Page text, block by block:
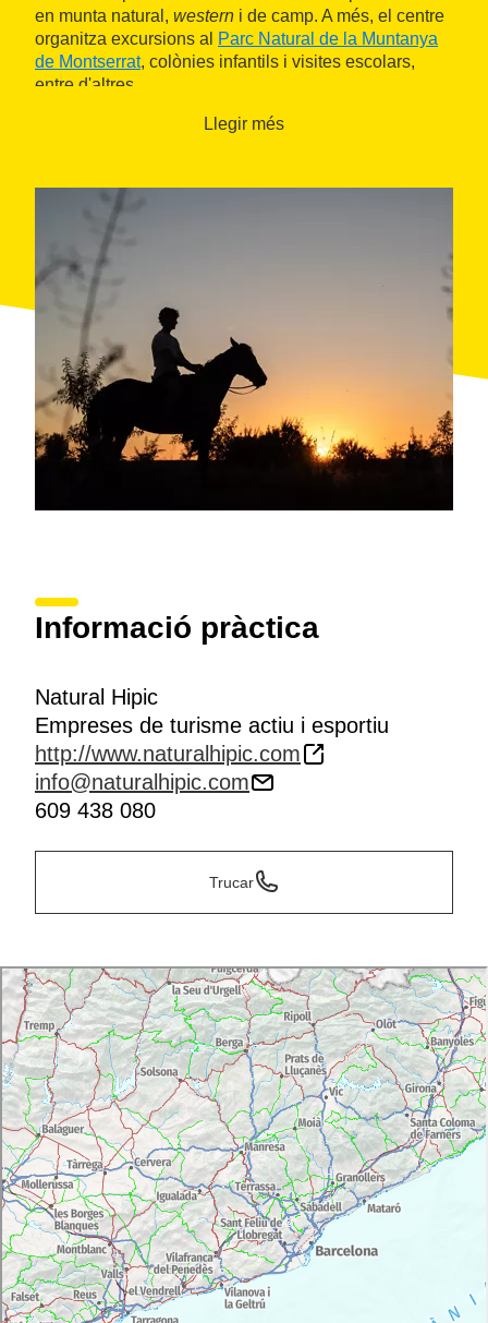
en munta natural, western i de camp. A més, el centre
organitza excursions al
Parc Natural de la Muntanya
de Montserrat, colònies infantils i visites escolars,
entre d'altres.
Llegir més
Informació pràctica
Natural Hipic
Empreses de turisme actiu i esportiu
http://www.naturalhipic.com
info@naturalhipic.com
609 438 080
Trucar